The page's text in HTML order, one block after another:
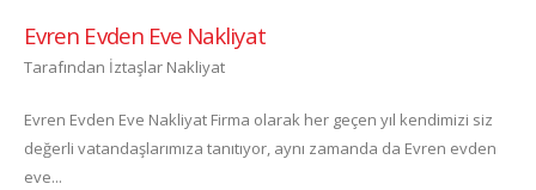
Evren Evden Eve Nakliyat
Tarafından İztaşlar Nakliyat
Evren Evden Eve Nakliyat Firma olarak her geçen yıl kendimizi siz
değerli vatandaşlarımıza tanıtıyor, aynı zamanda da Evren evden
eve...